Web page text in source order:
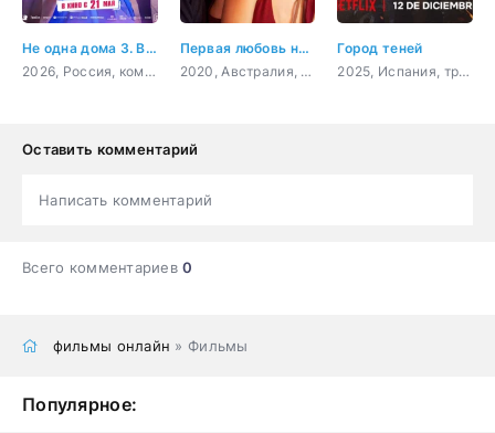
Не одна дома 3. Выпускной
2026, Россия, комедия, приключения, семейный
Первая любовь навсегда
2020, Австралия, Филиппины, драма, мелодрама
Город теней
2025, Испания, триллер, драма, криминал, детектив
Оставить комментарий
Написать комментарий
Всего комментариев0
фильмы онлайн » Фильмы
Популярное: